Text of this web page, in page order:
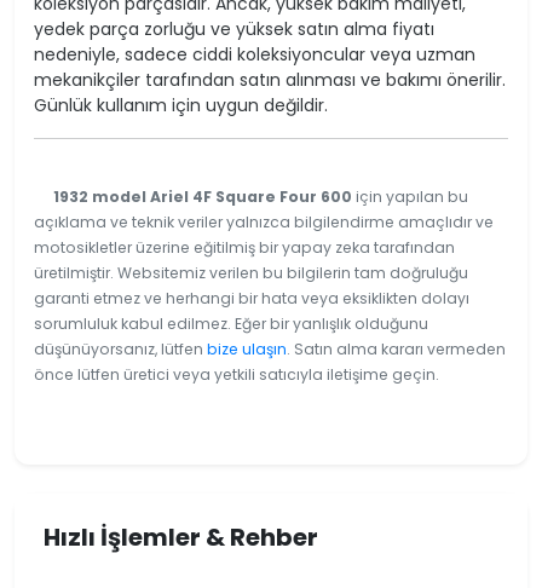
yedek parça zorluğu ve yüksek satın alma fiyatı
nedeniyle, sadece ciddi koleksiyoncular veya uzman
mekanikçiler tarafından satın alınması ve bakımı önerilir.
Günlük kullanım için uygun değildir.
1932 model Ariel 4F Square Four 600 için yapılan bu
açıklama ve teknik veriler yalnızca bilgilendirme amaçlıdır ve
motosikletler üzerine eğitilmiş bir yapay zeka tarafından
üretilmiştir. Websitemiz verilen bu bilgilerin tam doğruluğu
garanti etmez ve herhangi bir hata veya eksiklikten dolayı
sorumluluk kabul edilmez. Eğer bir yanlışlık olduğunu
düşünüyorsanız, lütfen bize ulaşın. Satın alma kararı vermeden
önce lütfen üretici veya yetkili satıcıyla iletişime geçin.
Hızlı İşlemler & Rehber